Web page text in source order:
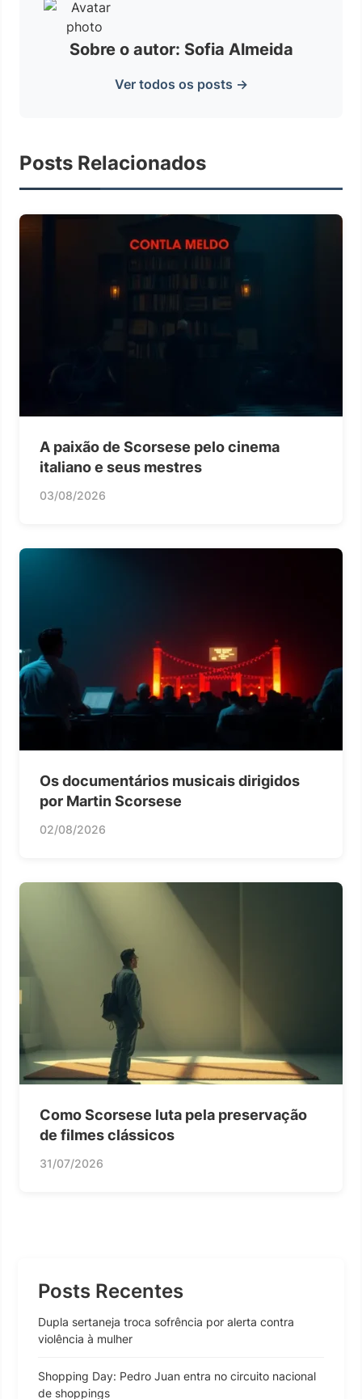
Sobre o autor: Sofia Almeida
Ver todos os posts →
Posts Relacionados
A paixão de Scorsese pelo cinema
italiano e seus mestres
03/08/2026
Os documentários musicais dirigidos
por Martin Scorsese
02/08/2026
Como Scorsese luta pela preservação
de filmes clássicos
31/07/2026
Posts Recentes
Dupla sertaneja troca sofrência por alerta contra
violência à mulher
Shopping Day: Pedro Juan entra no circuito nacional
de shoppings